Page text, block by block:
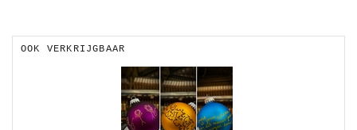
OOK VERKRIJGBAAR